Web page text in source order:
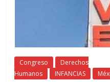
Congreso
Derechos
Humanos
INFANCIAS